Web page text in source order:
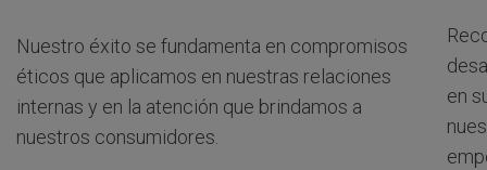
Nuestro éxito se fundamenta en compromisos
éticos que aplicamos en nuestras relaciones
internas y en la atención que brindamos a
nuestros consumidores.
en